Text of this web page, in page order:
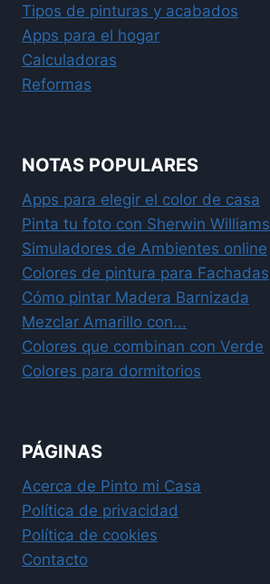
Tipos de pinturas y acabados
Apps para el hogar
Calculadoras
Reformas
NOTAS POPULARES
Apps para elegir el color de casa
Pinta tu foto con Sherwin Williams
Simuladores de Ambientes online
Colores de pintura para Fachadas
Cómo pintar Madera Barnizada
Mezclar Amarillo con...
Colores que combinan con Verde
Colores para dormitorios
PÁGINAS
Acerca de Pinto mi Casa
Política de privacidad
Política de cookies
Contacto